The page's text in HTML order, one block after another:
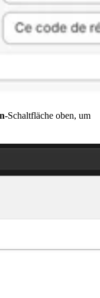
-Schaltfläche oben, um